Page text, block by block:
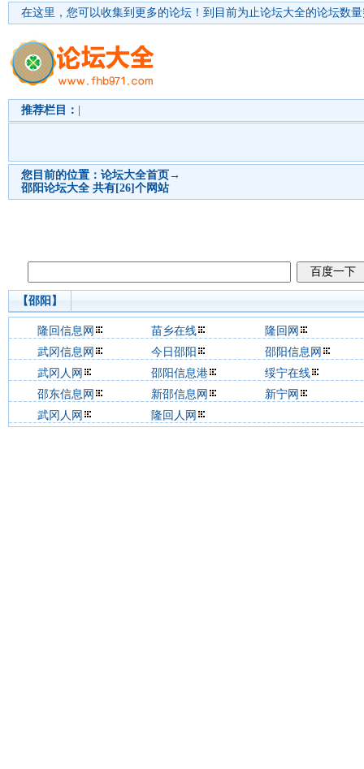
在这里，您可以收集到更多的论坛！ 到目前为止论坛大全的论坛数
推荐栏目：
您目前的位置： 论坛大全首页→
邵阳论坛大全 共有[26]个网站
【邵阳】
隆回信息网 苗乡在线
隆回网
武冈信息网
今日邵阳
邵阳信息网
武冈人网
邵阳信息港
绥宁在线
邵东信息网
新邵信息网
新宁网
武冈人网
隆回人网